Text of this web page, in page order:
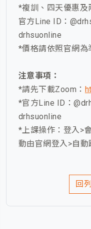
*複訓、四天優惠及
官方Line ID：
drhsuonline
*價格請依照官網為
注意事項：
*請先下載Zoom：
*官方Line ID：
drhsuonline
*上課操作：登入>
動由官網登入>自
回